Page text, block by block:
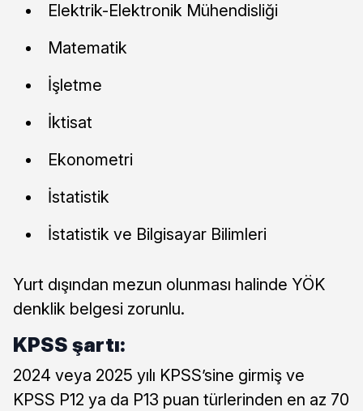
Elektrik-Elektronik Mühendisliği
Matematik
İşletme
İktisat
Ekonometri
İstatistik
İstatistik ve Bilgisayar Bilimleri
Yurt dışından mezun olunması halinde YÖK
denklik belgesi zorunlu.
KPSS şartı:
2024 veya 2025 yılı KPSS’sine girmiş ve
KPSS P12 ya da P13 puan türlerinden en az 70